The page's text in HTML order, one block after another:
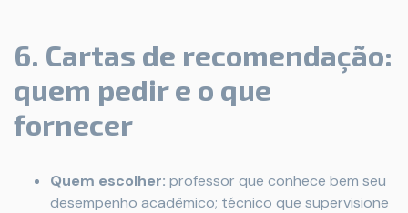
6. Cartas de recomendação:
quem pedir e o que
fornecer
Quem escolher: professor que conhece bem seu
desempenho acadêmico; técnico que supervisione